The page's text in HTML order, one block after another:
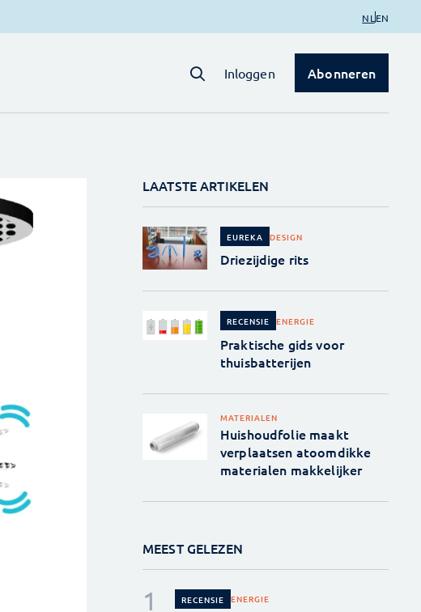
NL EN
Inloggen Abonneren
LAATSTE ARTIKELEN
EUREKA DESIGN
Driezijdige rits
RECENSIE ENERGIE
Praktische gids voor
thuisbatterijen
MATERIALEN
Huishoudfolie maakt
verplaatsen atoomdikke
materialen makkelijker
MEEST GELEZEN
RECENSIE ENERGIE